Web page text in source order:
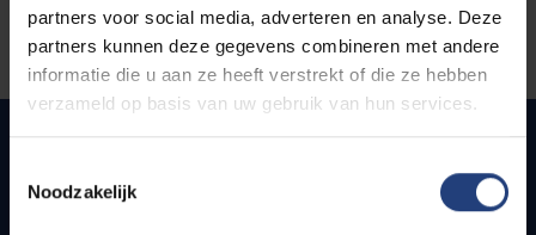
partners voor social media, adverteren en analyse. Deze
partners kunnen deze gegevens combineren met andere
informatie die u aan ze heeft verstrekt of die ze hebben
verzameld op basis van uw gebruik van hun services.
Noodzakelijk
Quick links